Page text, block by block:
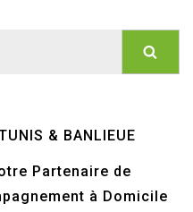
& BANLIEUE
Partenaire de
à Domicile